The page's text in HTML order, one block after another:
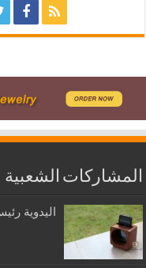
المشاركات الشعبية
اليدوية